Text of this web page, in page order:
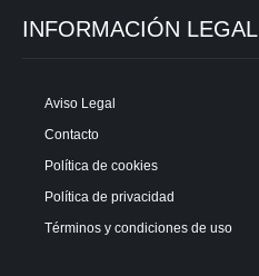
INFORMACIÓN LEGAL
Aviso Legal
Contacto
Política de cookies
Política de privacidad
Términos y condiciones de uso